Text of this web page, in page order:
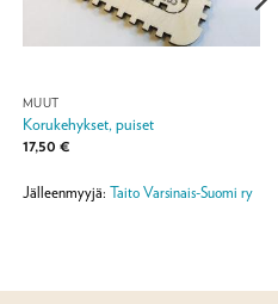
MUUT
Korukehykset, puiset
17,50 €
Jälleenmyyjä: Taito Varsinais-Suomi ry